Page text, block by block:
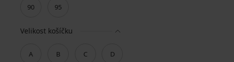
90 95
Velikost košíčku
A B C D